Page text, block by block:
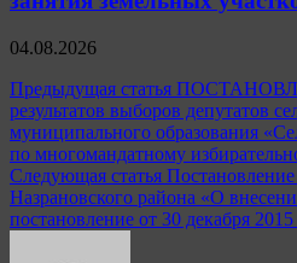
04.08.2026
Навигация
по
записям
Предыдущая статья
результатов выборов депутатов
муниципального образования
по многомандатному
Следующая статья
Назрановского района «О
постановление от 30 декабря